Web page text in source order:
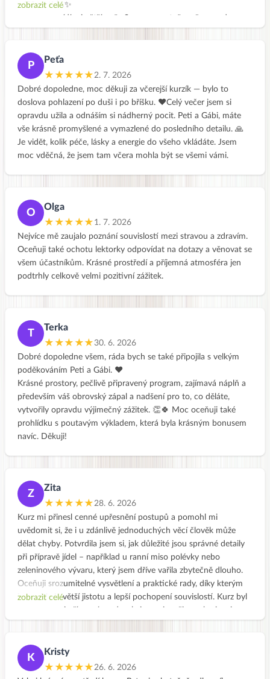
vděčnost! 🔪✨
zobrazit celé
P
Peťa
★★★★★2. 7. 2026
Dobré dopoledne, moc děkuji za včerejší kurzík — bylo to
doslova pohlazení po duši i po bříšku. ❤️Celý večer jsem si
opravdu užila a odnáším si nádherný pocit. Peti a Gábi, máte
vše krásně promyšlené a vymazlené do posledního detailu. 🙏
Je vidět, kolik péče, lásky a energie do všeho vkládáte. Jsem
moc vděčná, že jsem tam včera mohla být se všemi vámi.
O
Olga
★★★★★ 1. 7. 2026
Nejvíce mě zaujalo poznání souvislostí mezi stravou a zdravím.
Oceňuji také ochotu lektorky odpovídat na dotazy a věnovat se
všem účastníkům. Krásné prostředí a příjemná atmosféra jen
podtrhly celkově velmi pozitivní zážitek.
T
Terka
★★★★★30. 6. 2026
Dobré dopoledne všem, ráda bych se také připojila s velkým
poděkováním Peti a Gábi. ❤️
Krásné prostory, pečlivě připravený program, zajímavá náplň a
především váš obrovský zápal a nadšení pro to, co děláte,
vytvořily opravdu výjimečný zážitek. 👏🍀 Moc oceňuji také
prohlídku s poutavým výkladem, která byla krásným bonusem
navíc. Děkuji!
Z
Zita
★★★★★28. 6. 2026
Kurz mi přinesl cenné upřesnění postupů a pomohl mi
uvědomit si, že i u zdánlivě jednoduchých věcí člověk může
dělat chyby. Potvrdila jsem si, jak důležité jsou správné detaily
při přípravě jídel – například u ranní miso polévky nebo
zeleninového vývaru, který jsem dříve vařila zbytečně dlouho.
Oceňuji srozumitelné vysvětlení a praktické rady, díky kterým
jsem získala větší jistotu a lepší pochopení souvislostí. Kurz byl
zobrazit celé
K
Kristy
★★★★★26. 6. 2026